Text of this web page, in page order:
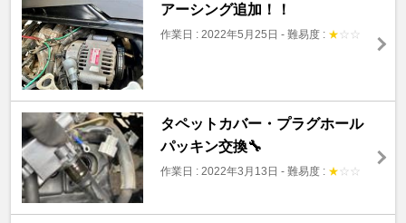
アーシング追加！！
作業日 : 2022年5月25日 - 難易度 : ★ ☆ ☆
タペットカバー・プラグホール
パッキン交換🔧
作業日 : 2022年3月13日 - 難易度 : ★ ☆ ☆